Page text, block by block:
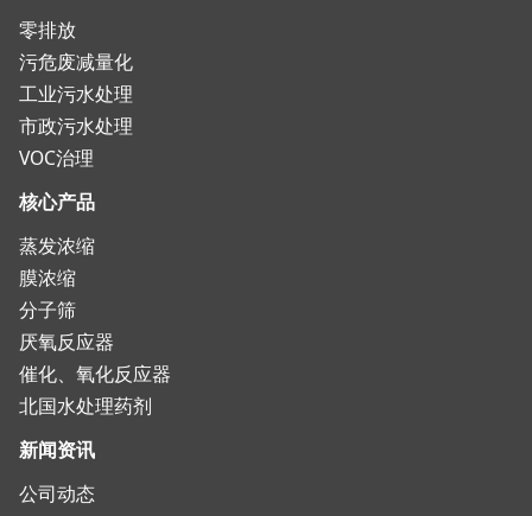
零排放
污危废减量化
工业污水处理
市政污水处理
VOC治理
核心产品
蒸发浓缩
膜浓缩
分子筛
厌氧反应器
催化、氧化反应器
北国水处理药剂
新闻资讯
公司动态